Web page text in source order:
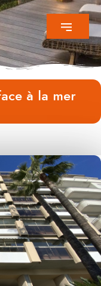
à la mer